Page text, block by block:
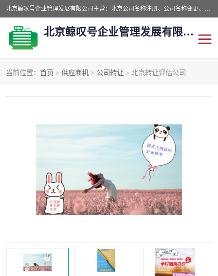
北京鲸叹号企业管理发展有限公司主营：北京公司名称注册、公司名称变更、公司名称去掉省市地域、国字头公司注册、中字头公司注册、总局核名注册等业务，全国统一热线电话：*。北京鲸叹号企业管理发展有限公司在职员工51人，我们有zui好的产品和技术团队，我们为客户提供较好的产品，良好的技术支持，健全的售后服务。
北京鲸叹号企业管理发展有限公司
当前位置： 首页 > 供应商机 > 公司转让 > 北京转让评估公司
公司转让